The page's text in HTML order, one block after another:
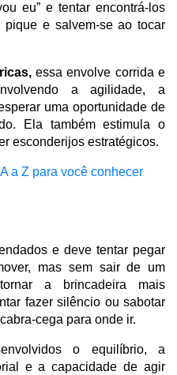
eu” e tentar encontrá-los
e salvem-se ao tocar
essa envolve corrida e
a agilidade, a
uma oportunidade de
Ela também estimula o
esconderijos estratégicos.
a Z para você conhecer
e deve tentar pegar
mas sem sair de um
a brincadeira mais
fazer silêncio ou sabotar
cega para onde ir.
o equilíbrio, a
e a capacidade de agir